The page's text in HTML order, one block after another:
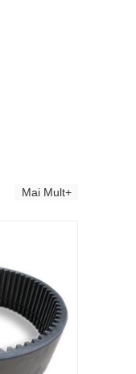
Mai Mult+